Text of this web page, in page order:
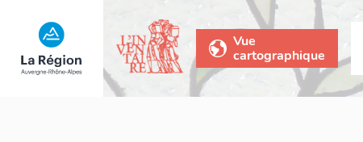
Vue
cartographique